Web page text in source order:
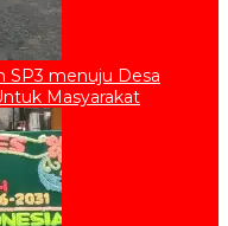
SP3 menuju Desa
Masyarakat